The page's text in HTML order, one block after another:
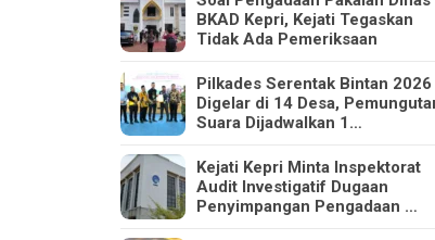
BKAD Kepri, Kejati Tegaskan
Tidak Ada Pemeriksaan
Pilkades Serentak Bintan 2026
Digelar di 14 Desa,
Suara Dijadwalkan 1…
Kejati Kepri Minta Inspektorat
Audit Investigatif Dugaan
Penyimpangan Pengadaan …